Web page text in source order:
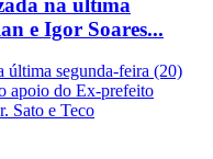
e Igor Soares...